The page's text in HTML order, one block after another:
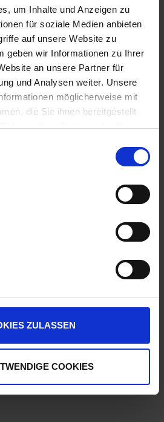
um Inhalte und Anzeigen zu
für soziale Medien anbieten
auf unsere Website zu
geben wir Informationen zu Ihrer
an unsere Partner für
und Analysen weiter. Unsere
möglicherweise mit
die Sie ihnen bereitgestellt
Ihrer Nutzung der Dienste
ZULASSEN
COOKIES
IN DEN
WARENKORB
persönlichen Preis
St
ab 29.09.26